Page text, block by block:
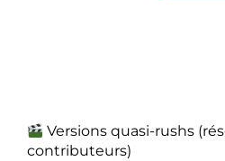
Versions quasi-rushs
contributeurs)